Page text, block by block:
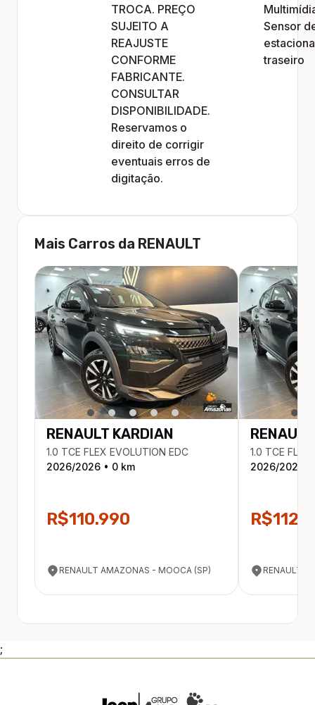
TROCA. PREÇO
SUJEITO A
REAJUSTE
CONFORME
FABRICANTE.
CONSULTAR
DISPONIBILIDADE.
Reservamos o
direito de corrigir
eventuais erros de
digitação.
Sensor
traseiro
Mais Carros da RENAULT
RENAULT KARDIAN
1.0 TCE FLEX EVOLUTION EDC
2026/2026 • 0 km
R$110.990
RENAULT AMAZONAS - MOOCA (SP)
RENAULT
1.0 TCE
2026/2025
RENAULT
;